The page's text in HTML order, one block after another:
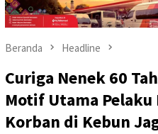
Beranda Headline
Curiga Nenek 60
Motif Utama Pelaku
Korban di Kebun